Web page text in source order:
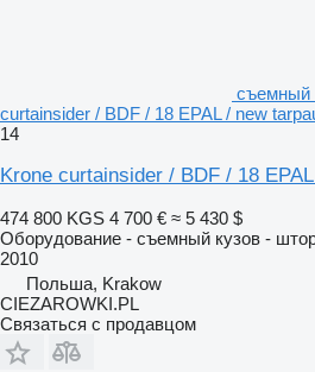
съемный
curtainsider / BDF / 18 EPAL / new
14
Krone curtainsider / BDF / 18
474 800 KGS 4 700 € ≈ 5 430 $
Оборудование - съемный кузов -
2010
Польша, Krakow
CIEZAROWKI.PL
Связаться с продавцом